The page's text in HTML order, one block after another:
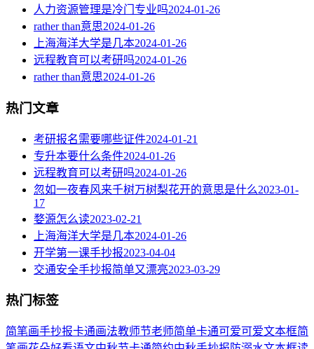
人力资源管理是冷门专业吗2024-01-26
rather than意思2024-01-26
上海海洋大学是几本2024-01-26
远程教育可以考研吗2024-01-26
rather than意思2024-01-26
热门文章
考研报名需要哪些证件2024-01-21
专升本要什么条件2024-01-26
远程教育可以考研吗2024-01-26
忽如一夜春风来千树万树梨花开的意思是什么2023-01-
17
婺源怎么读2023-02-21
上海海洋大学是几本2024-01-26
开学第一课手抄报2023-04-04
交通安全手抄报简单又漂亮2023-03-29
热门标签
简笔画手抄报卡通画法教师节老师简单卡通可爱可爱文本框简